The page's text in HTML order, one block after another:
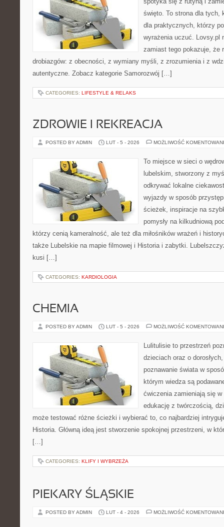
święto. To strona dla tych,
dla praktycznych, którzy
wyrażenia uczuć. Lovsy.pl
zamiast tego pokazuje, że
drobiazgów: z obecności, z wymiany myśli, z zrozumienia i z
autentyczne. Zobacz kategorie Samorozwój […]
CATEGORIES: LIFESTYLE & RELAKS
ZDROWIE I REKREACJA
POSTED BY ADMIN LUT - 5 - 2026 MOŻLIWOŚĆ
To miejsce w sieci o
lubelskim, stworzony z
odkrywać lokalne
wyjazdy w sposób
ścieżek, inspiracje na
pomysły na kilkudniową
którzy cenią kameralność, ale też dla miłośników wrażeń i
także Lubelskie na mapie filmowej i Historia i zabytki.
kusi […]
CATEGORIES: KARDIOLOGIA
CHEMIA
POSTED BY ADMIN LUT - 5 - 2026 MOŻLIWOŚĆ
Lulitulisie to przestrzeń
dzieciach oraz o
poznawanie świata w
którym wiedza są
ćwiczenia zamieniają się
edukację z twórczością,
może testować różne ścieżki i wybierać to, co najbardziej
Historia. Główną ideą jest stworzenie spokojnej przestrzeni, w
[…]
CATEGORIES: KLIFY I WYBRZEŻA
PIEKARY ŚLĄSKIE
POSTED BY ADMIN LUT - 4 - 2026 MOŻLIWOŚĆ